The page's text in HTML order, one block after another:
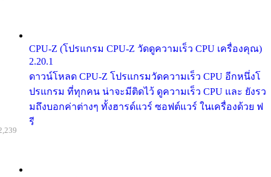
CPU-Z (โปรแกรม CPU-Z วัดดูความเร็ว CPU เครื่องคุณ)
2.20.1
ดาวน์โหลด CPU-Z โปรแกรมวัดความเร็ว CPU อีกหนึ่งโ
ปรแกรม ที่ทุกคน น่าจะมีติดไว้ ดูความเร็ว CPU และ ยังรว
มถึงบอกค่าต่างๆ ทั้งฮารด์แวร์ ซอฟต์แวร์ ในเครื่องด้วย ฟ
รี